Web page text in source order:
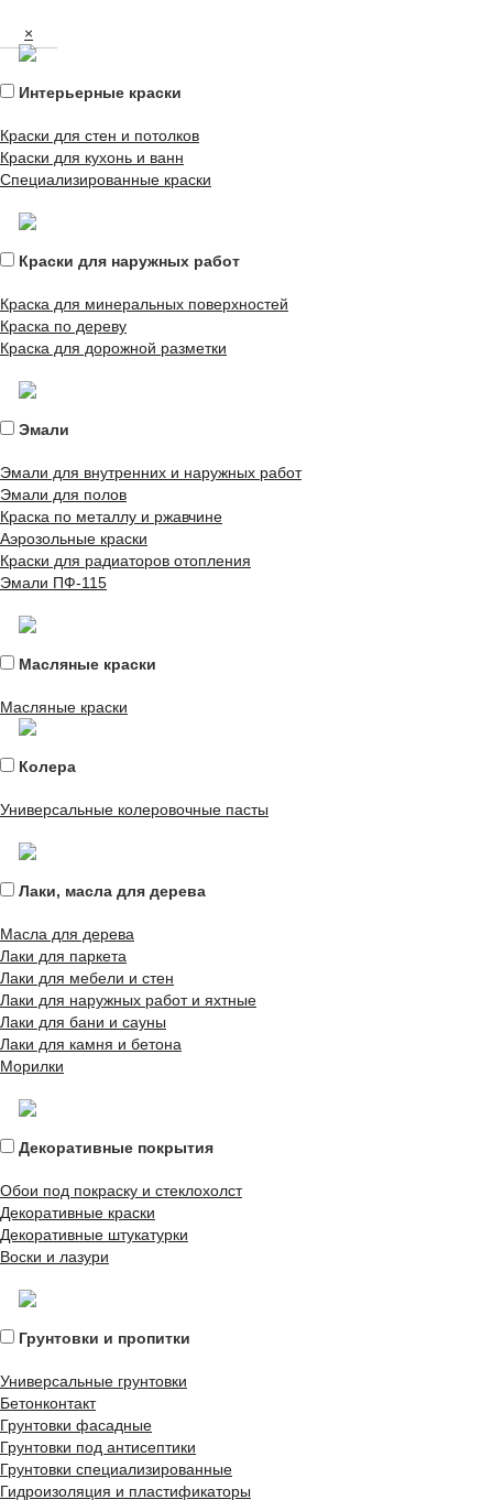
×
Интерьерные краски
Краски для стен и потолков
Краски для кухонь и ванн
Специализированные краски
Краски для наружных работ
Краска для минеральных поверхностей
Краска по дереву
Краска для дорожной разметки
Эмали
Эмали для внутренних и наружных работ
Эмали для полов
Краска по металлу и ржавчине
Аэрозольные краски
Краски для радиаторов отопления
Эмали ПФ-115
Масляные краски
Масляные краски
Колера
Универсальные колеровочные пасты
Лаки, масла для дерева
Масла для дерева
Лаки для паркета
Лаки для мебели и стен
Лаки для наружных работ и яхтные
Лаки для бани и сауны
Лаки для камня и бетона
Морилки
Декоративные покрытия
Обои под покраску и стеклохолст
Декоративные краски
Декоративные штукатурки
Воски и лазури
Грунтовки и пропитки
Универсальные грунтовки
Бетонконтакт
Грунтовки фасадные
Грунтовки под антисептики
Грунтовки специализированные
Гидроизоляция и пластификаторы